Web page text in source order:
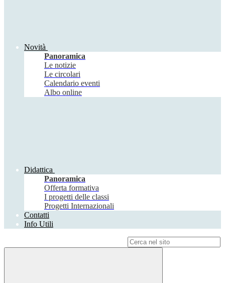
Novità
Panoramica
Le notizie
Le circolari
Calendario eventi
Albo online
Didattica
Panoramica
Offerta formativa
I progetti delle classi
Progetti Internazionali
Contatti
Info Utili